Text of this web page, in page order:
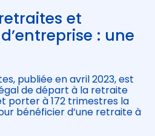
et
: une
publiée en avril 2023, est
de départ à la retraite
porter à 172 trimestres la
bénéficier d’une retraite à